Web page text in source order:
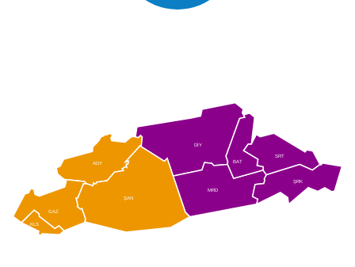
ADY
DİY
GAZ
MRD
SRT
ŞAN
BAT
ŞRK
KLS